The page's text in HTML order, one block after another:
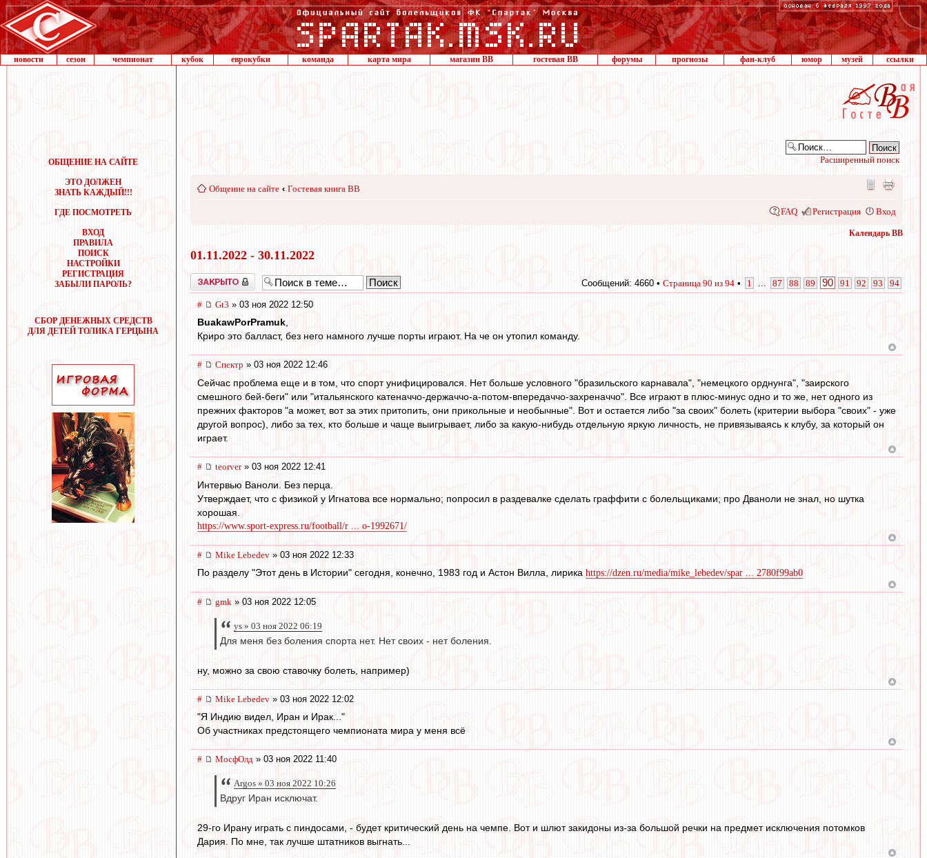
новости сезон чемпионат кубок еврокубки команда карта мира магазин ВВ гостевая ВВ форумы прогнозы фан-клуб юмор музей ссылки
ОБЩЕНИЕ НА САЙТЕ
ЭТО ДОЛЖЕН
ЗНАТЬ КАЖДЫЙ!!!
ГДЕ ПОСМОТРЕТЬ
ВХОД
ПРАВИЛА
ПОИСК
НАСТРОЙКИ
РЕГИСТРАЦИЯ
ЗАБЫЛИ ПАРОЛЬ?
СБОР ДЕНЕЖНЫХ СРЕДСТВ
ДЛЯ ДЕТЕЙ ТОЛИКА ГЕРЦЫНА
Расширенный поиск
Общение на сайте ‹ Гостевая книга ВВ
FAQ Регистрация Вход
Календарь ВВ
01.11.2022 - 30.11.2022
Закрыто Сообщений: 4660 • Страница 90 из 94 • 1 87 88 89 90 91 92 93 94
# Gt3 » 03 ноя 2022 12:50
BuakawPorPramuk,
Криро это балласт, без него намного лучше порты играют. На че он утопил команду.
# Спектр » 03 ноя 2022 12:46
Сейчас проблема еще и в том, что спорт унифицировался. Нет больше условного "бразильского карнавала", "немецкого орднунга", "заирского
смешного бей-беги" или "итальянского катеначчо-держаччо-а-потом-впередаччо-захреначчо". Все играют в плюс-минус одно и то же, нет одного из
прежних факторов "а может, вот за этих притопить, они прикольные и необычные". Вот и остается либо "за своих" болеть (критерии выбора "своих" - уже
другой вопрос), либо за тех, кто больше и чаще выигрывает, либо за какую-нибудь отдельную яркую личность, не привязываясь к клубу, за который он
играет.
# teorver» 03 ноя 2022 12:41
Интервью Ваноли. Без перца.
Утверждает, что с физикой у Игнатова все нормально; попросил в раздевалке сделать граффити с болельщиками; про Дваноли не знал, но шутка
хорошая.
https://www.sport-express.ru/football/r ... o-1992671/
# Mike Lebedev » 03 ноя 2022 12:33
По разделу "Этот день в Истории" сегодня, конечно, 1983 год и Астон Вилла, лирика https://dzen.ru/media/mike_lebedev/spar ... 2780f99ab0
# gmk » 03 ноя 2022 12:05
ys » 03 ноя 2022 06:19
Для меня без боления спорта нет. Нет своих - нет боления.
ну, можно за свою ставочку болеть, например)
# Mike Lebedev » 03 ноя 2022 12:02
"Я Индию видел, Иран и Ирак..."
Об участниках предстоящего чемпионата мира у меня всё
# МосфОлд » 03 ноя 2022 11:40
Argos » 03 ноя 2022 10:26
Вдруг Иран исключат.
29-го Ирану играть с пиндосами, - будет критический день на чемпе. Вот и шлют закидоны из-за большой речки на предмет исключения потомков
Дария. По мне, так лучше штатников выгнать...